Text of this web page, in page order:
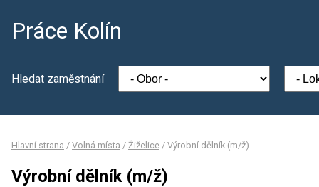
Práce Kolín
Hledat zaměstnání
Hlavní strana / Volná místa / Žiželice / Výrobní dělník (m/ž)
Výrobní dělník (m/ž)